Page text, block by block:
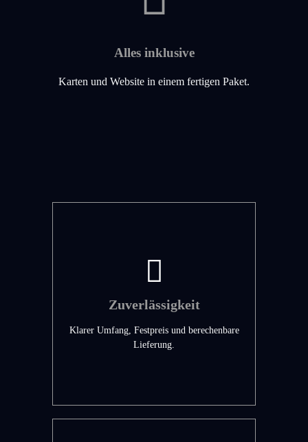
Alles inklusive
Karten und Website in einem fertigen Paket.
Zuverlässigkeit
Klarer Umfang, Festpreis und berechenbare
Lieferung.